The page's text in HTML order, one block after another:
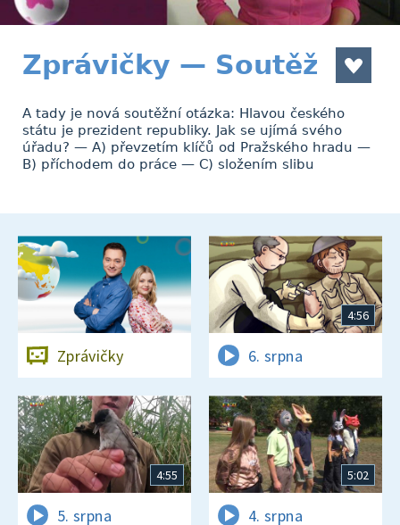
Zprávičky — Soutěž
A tady je nová soutěžní otázka: Hlavou českého
státu je prezident republiky. Jak se ujímá svého
úřadu? — A) převzetím klíčů od Pražského hradu —
B) příchodem do práce — C) složením slibu
Zprávičky
4:56
6. srpna
4:55
5. srpna
5:02
4. srpna